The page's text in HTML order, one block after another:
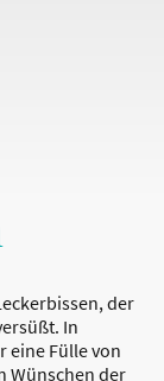
der
In
eine Fülle von
Wünschen der